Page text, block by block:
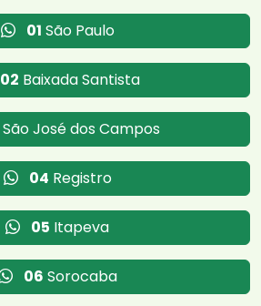
01 São Paulo
02 Baixada Santista
São José dos Campos
04 Registro
05 Itapeva
06 Sorocaba